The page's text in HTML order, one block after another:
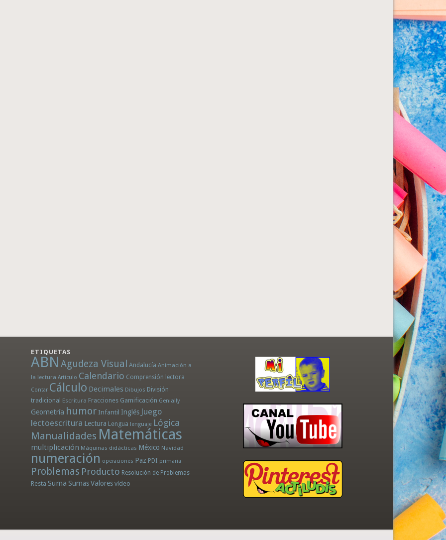
ETIQUETAS
ABN Agudeza Visual Andalucía Animación a
la lectura Artículo Calendario Comprensión lectora
Contar Cálculo Decimales Dibujos División
tradicional Escritura Fracciones Gamificación Genially
Geometría humor Infantil Inglés Juego
lectoescritura Lectura Lengua lenguaje Lógica
Manualidades Matemáticas
multiplicación Máquinas didácticas México Navidad
numeración operaciones Paz PDI primaria
Problemas Producto Resolución de Problemas
Resta Suma SumasValores vídeo